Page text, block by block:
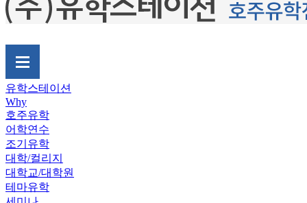
유학스테이션
Why
호주유학
어학연수
조기유학
대학/컬리지
대학교/대학원
테마유학